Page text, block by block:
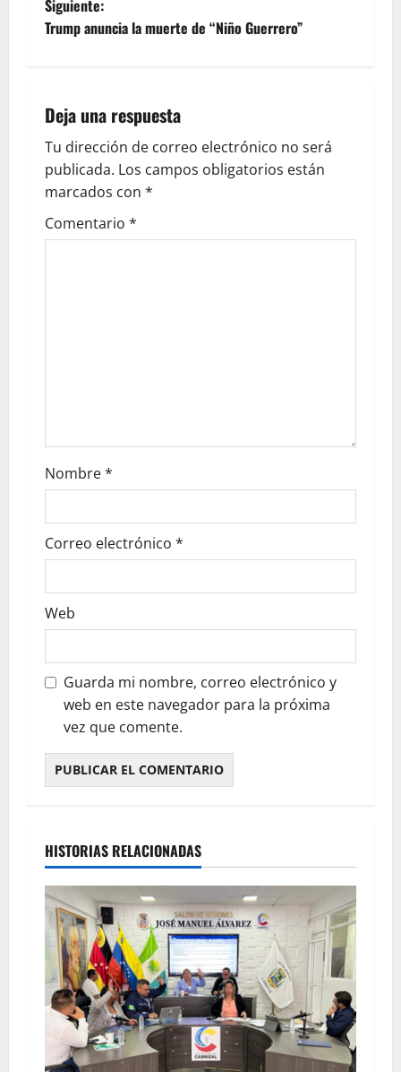
Siguiente:
Trump anuncia la muerte de “Niño Guerrero”
Deja una respuesta
Tu dirección de correo electrónico no será
publicada. Los campos obligatorios están
marcados con *
Comentario *
Nombre*
Correo electrónico *
Web
Guarda mi nombre, correo electrónico y
web en este navegador para la próxima
vez que comente.
HISTORIAS RELACIONADAS